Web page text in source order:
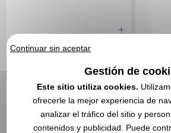
Desde74,96 €sin IVA
Sin
Réf.
Continuar sin aceptar
Gestión de
Este sitio utiliza cookies.
ofrecerle la mejor experiencia de
analizar el tráfico del sitio y
contenidos y publicidad. Puede